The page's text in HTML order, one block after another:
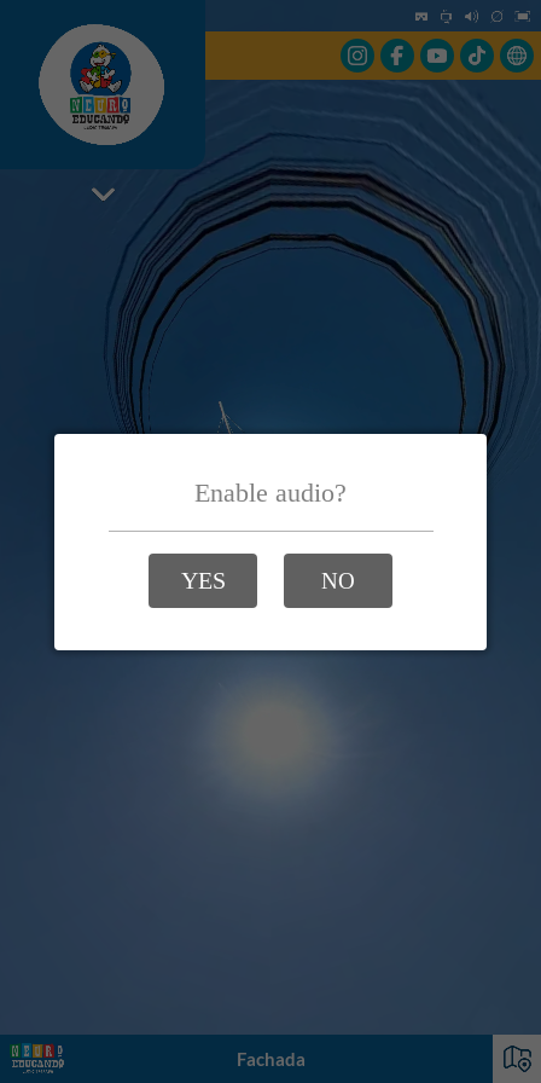
Fachada
Enable audio?
YES NO